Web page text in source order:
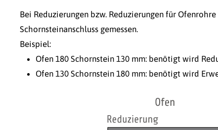
Bei Reduzierungen bzw. Reduzierungen für
Schornsteinanschluss gemessen.
Beispiel:
Ofen 180 Schornstein 130 mm: benötigt wird
Ofen 130 Schornstein 180 mm: benötigt wird